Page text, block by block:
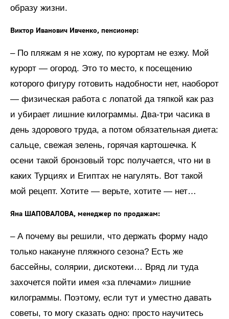
образу жизни.
Виктор Иванович Ивченко, пенсионер:
– По пляжам я не хожу, по курортам не езжу. Мой
курорт — огород. Это то место, к посещению
которого фигуру готовить надобности нет, наоборот
— физическая работа с лопатой да тяпкой как раз
и убирает лишние килограммы. Два-три часика в
день здорового труда, а потом обязательная диета:
сальце, свежая зелень, горячая картошечка. К
осени такой бронзовый торс получается, что ни в
каких Турциях и Египтах не нагулять. Вот такой
мой рецепт. Хотите — верьте, хотите — нет…
Яна ШАПОВАЛОВА, менеджер по продажам:
– А почему вы решили, что держать форму надо
только накануне пляжного сезона? Есть же
бассейны, солярии, дискотеки… Вряд ли туда
захочется пойти имея «за плечами» лишние
килограммы. Поэтому, если тут и уместно давать
советы, то могу сказать одно: просто научитесь